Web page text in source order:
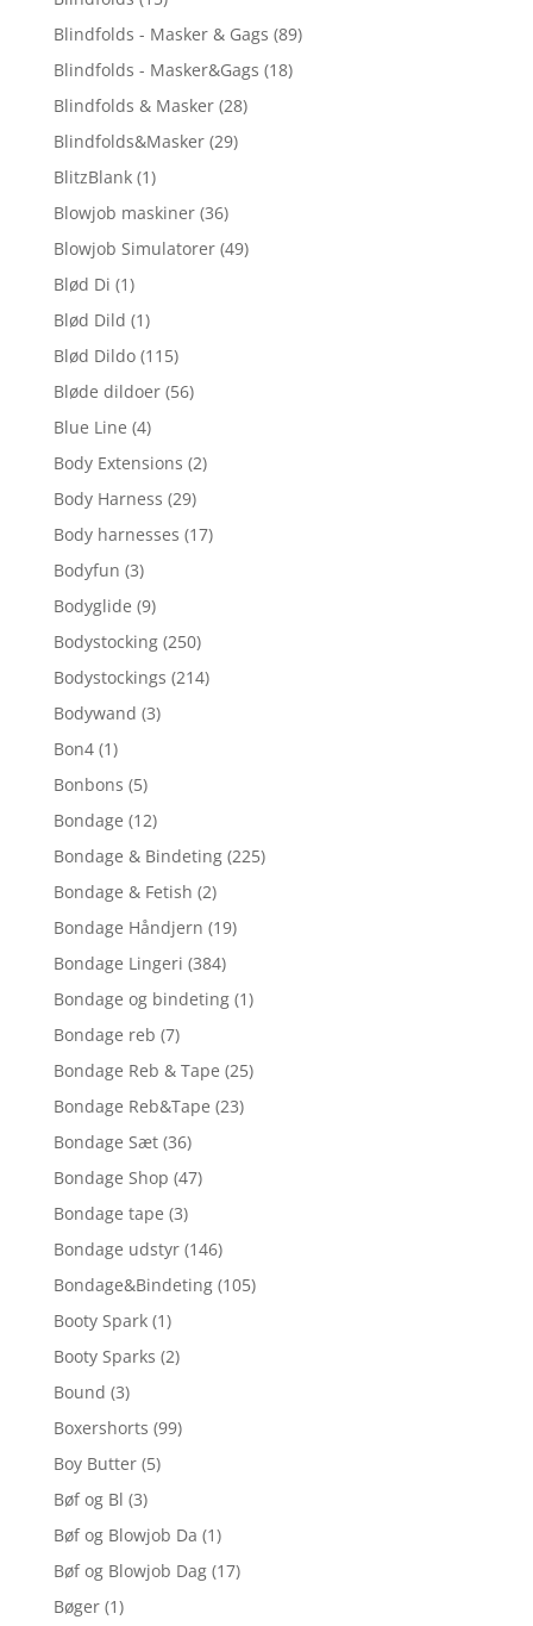
Blindfolds - Masker & Gags (89)
Blindfolds - Masker&Gags (18)
Blindfolds & Masker (28)
Blindfolds&Masker (29)
BlitzBlank (1)
Blowjob maskiner (36)
Blowjob Simulatorer (49)
Blød Di (1)
Blød Dild (1)
Blød Dildo (115)
Bløde dildoer (56)
Blue Line (4)
Body Extensions (2)
Body Harness (29)
Body harnesses (17)
Bodyfun (3)
Bodyglide (9)
Bodystocking (250)
Bodystockings (214)
Bodywand (3)
Bon4 (1)
Bonbons (5)
Bondage (12)
Bondage & Bindeting (225)
Bondage & Fetish (2)
Bondage Håndjern (19)
Bondage Lingeri (384)
Bondage og bindeting (1)
Bondage reb (7)
Bondage Reb & Tape (25)
Bondage Reb&Tape (23)
Bondage Sæt (36)
Bondage Shop (47)
Bondage tape (3)
Bondage udstyr (146)
Bondage&Bindeting (105)
Booty Spark (1)
Booty Sparks (2)
Bound (3)
Boxershorts (99)
Boy Butter (5)
Bøf og Bl (3)
Bøf og Blowjob Da (1)
Bøf og Blowjob Dag (17)
Bøger (1)